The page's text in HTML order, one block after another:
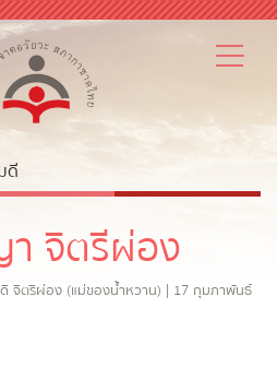
ดี
จิตรีผ่อง
ดี จิตรีผ่อง (แม่ของน้ำหวาน) | 17 กุมภาพันธ์